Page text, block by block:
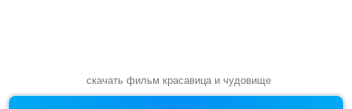
скачать фильм красавица и чудовище